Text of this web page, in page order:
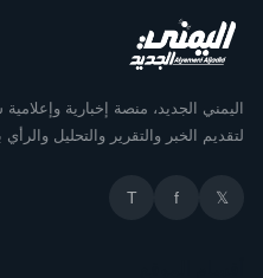
اليمني الجديد، منصة إخبارية
لتقديم الخبر والتقرير والتحليل
𝕏
f
T